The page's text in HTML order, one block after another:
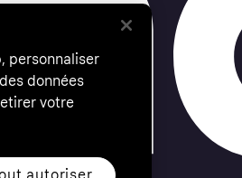
personnaliser
données
votre